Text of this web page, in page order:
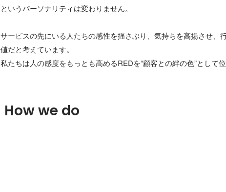
というパーソナリティは変わりません。
サービスの先にいる人たちの感性を揺さぶり、気持ちを高揚させ、
値だと考えています。
私たちは人の感度をもっとも高めるREDを“顧客との絆の色”として
How we do